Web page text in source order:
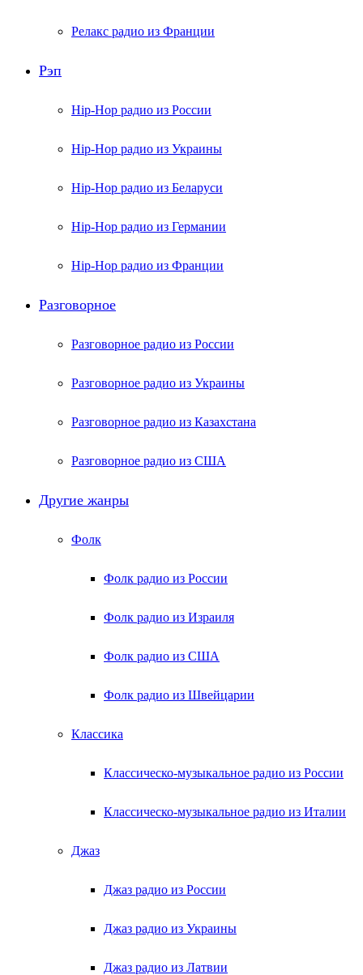
Релакс радио из Франции
Рэп
Hip-Hop радио из России
Hip-Hop радио из Украины
Hip-Hop радио из Беларуси
Hip-Hop радио из Германии
Hip-Hop радио из Франции
Разговорное
Разговорное радио из России
Разговорное радио из Украины
Разговорное радио из Казахстана
Разговорное радио из США
Другие жанры
Фолк
Фолк радио из России
Фолк радио из Израиля
Фолк радио из США
Фолк радио из Швейцарии
Классика
Классическо-музыкальное радио из России
Классическо-музыкальное радио из Италии
Джаз
Джаз радио из России
Джаз радио из Украины
Джаз радио из Латвии